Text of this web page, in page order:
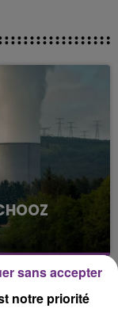
situation
est toujours
notre priorité
sans accepter